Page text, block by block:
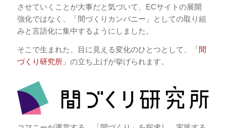
させていくことが大事だと気づいて、ECサイトの展開
強化ではなく、「間づくりカンパニー」としての取り組
みと言語化に集中するようにしました。
そこで生まれた、目に見える変化のひとつとして、「間
づくり研究所」の立ち上げが挙げられます。